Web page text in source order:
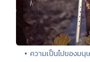
• ความเป็นไปของม